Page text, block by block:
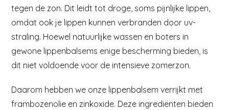
tegen de zon. Dit leidt tot droge, soms pijnlijke lippen,
omdat ook je lippen kunnen verbranden door uv-
straling. Hoewel natuurlijke wassen en boters in
gewone lippenbalsems enige bescherming bieden, is
dit niet voldoende voor de intensieve zomerzon.
Daarom hebben we onze lippenbalsem verrijkt met
frambozenolie en zinkoxide. Deze ingrediënten bieden